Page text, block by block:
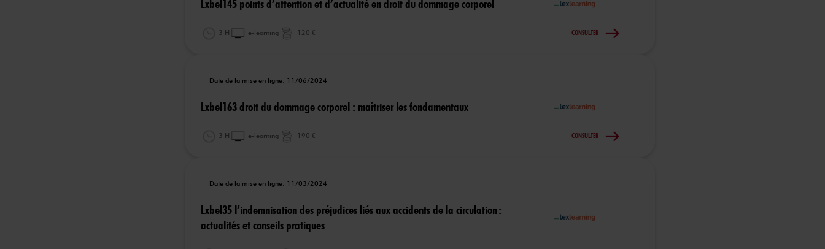
Lxbel145 points d’attention et d’actualité en droit du dommage corporel
3 H e-learning 120 € CONSULTER
Date de la mise en ligne: 11/06/2024
Lxbel163 droit du dommage corporel : maîtriser les fondamentaux
3 H e-learning 190 € CONSULTER
Date de la mise en ligne: 11/03/2024
Lxbel35 l’indemnisation des préjudices liés aux accidents de la circulation :
actualités et conseils pratiques